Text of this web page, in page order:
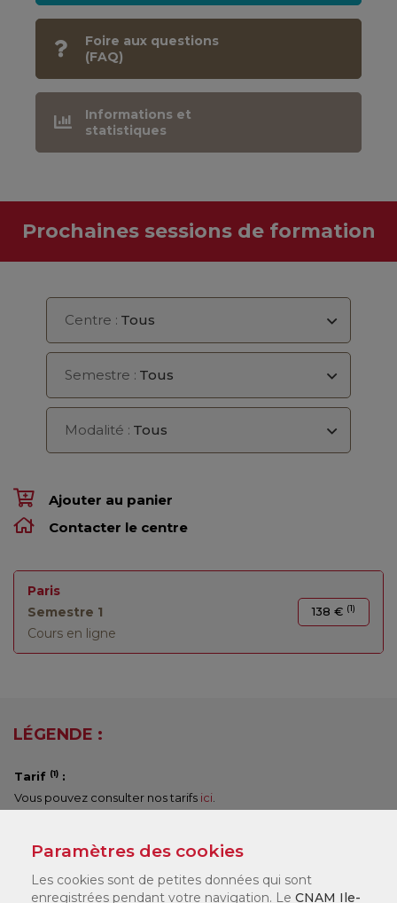
Foire aux questions
(FAQ)
Informations et
statistiques
Prochaines sessions de formation
Centre : Tous
Semestre : Tous
Modalité : Tous
Ajouter au panier
Contacter le centre
Paris
Semestre 1
Cours en ligne
138 € (1)
LÉGENDE :
Tarif (1) :
Vous pouvez consulter nos tarifs ici
chargés de formation en centre vous accompagneront pour
constituer votre dossier.
Paramètres des cookies
Les cookies sont de petites données qui sont
enregistrées pendant votre navigation. Le CNAM Ile-